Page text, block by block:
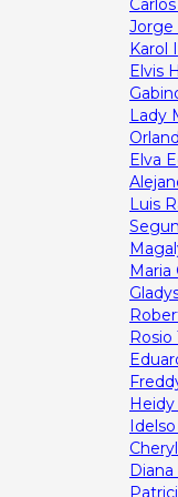
Jorge
Karol
Elvis
Lady
Elva
Luis
Maria
Rosio